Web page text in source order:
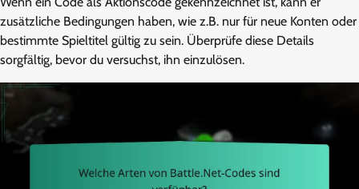
zusätzliche Bedingungen haben, wie z.B. nur für neue Konten oder
bestimmte Spieltitel gültig zu sein. Überprüfe diese Details
sorgfältig, bevor du versuchst, ihn einzulösen.